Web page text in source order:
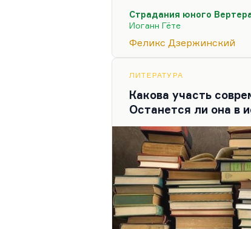
(простолюдинки не
жизнестроительства в
Леонид Мартынов
перестрелялось после
литературных героев
вызвала такой…
Страдания юного
Иоганн Гёте
Феликс Дзержинский
ЛИТЕРАТУРА
Какова участь
Останется ли она в